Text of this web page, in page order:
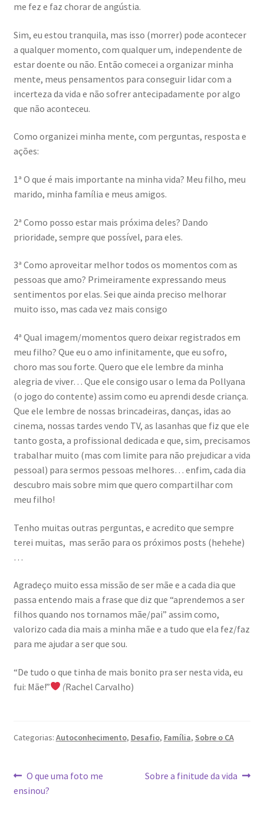
me fez e faz chorar de angústia.
Sim, eu estou tranquila, mas isso (morrer) pode acontecer
a qualquer momento, com qualquer um, independente de
estar doente ou não. Então comecei a organizar minha
mente, meus pensamentos para conseguir lidar com a
incerteza da vida e não sofrer antecipadamente por algo
que não aconteceu.
Como organizei minha mente, com perguntas, resposta e
ações:
1ª O que é mais importante na minha vida? Meu filho, meu
marido, minha família e meus amigos.
2ª Como posso estar mais próxima deles? Dando
prioridade, sempre que possível, para eles.
3ª Como aproveitar melhor todos os momentos com as
pessoas que amo? Primeiramente expressando meus
sentimentos por elas. Sei que ainda preciso melhorar
muito isso, mas cada vez mais consigo
4ª Qual imagem/momentos quero deixar registrados em
meu filho? Que eu o amo infinitamente, que eu sofro,
choro mas sou forte. Quero que ele lembre da minha
alegria de viver… Que ele consigo usar o lema da Pollyana
(o jogo do contente) assim como eu aprendi desde criança.
Que ele lembre de nossas brincadeiras, danças, idas ao
cinema, nossas tardes vendo TV, as lasanhas que fiz que ele
tanto gosta, a profissional dedicada e que, sim, precisamos
trabalhar muito (mas com limite para não prejudicar a vida
pessoal) para sermos pessoas melhores… enfim, cada dia
descubro mais sobre mim que quero compartilhar com
meu filho!
Tenho muitas outras perguntas, e acredito que sempre
terei muitas, mas serão para os próximos posts (hehehe)
…
Agradeço muito essa missão de ser mãe e a cada dia que
passa entendo mais a frase que diz que “aprendemos a ser
filhos quando nos tornamos mãe/pai” assim como,
valorizo cada dia mais a minha mãe e a tudo que ela fez/faz
para me ajudar a ser que sou.
“De tudo o que tinha de mais bonito pra ser nesta vida, eu
fui: Mãe!”
(Rachel Carvalho)
Categorias: Autoconhecimento, Desafio, Família, Sobre o CA
Navegação
de
Post
anterior:
O que uma foto me
ensinou?
Próximo
Sobre a finitude da vida